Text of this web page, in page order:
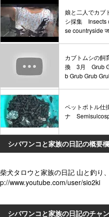
娘と二人でカブ
シ採集 Insects
se countryside
カブトムシの
換 3月 Grub
b Grub Grub
ペットボトル仕
ナ
シバワンコと家族の日記の概要欄
柴犬タロウと家族の日記 山と釣り
p://www.youtube.com/user/sio2ki
シバワンコと家族の日記のチャ